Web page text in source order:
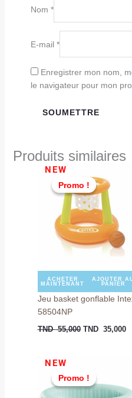
Nom *
E-mail *
Enregistrer mon nom,
le navigateur pour mon
Produits similaires
Promo !
NEW
Promo !
ACHETER
MAINTENANT
AJOUTER
PANIER
Jeu basket gonflable
58504NP
TND55,000
prix
initial
était :
TND
55,000.
TND 35,000
Promo !
NEW
Promo !initial
était :